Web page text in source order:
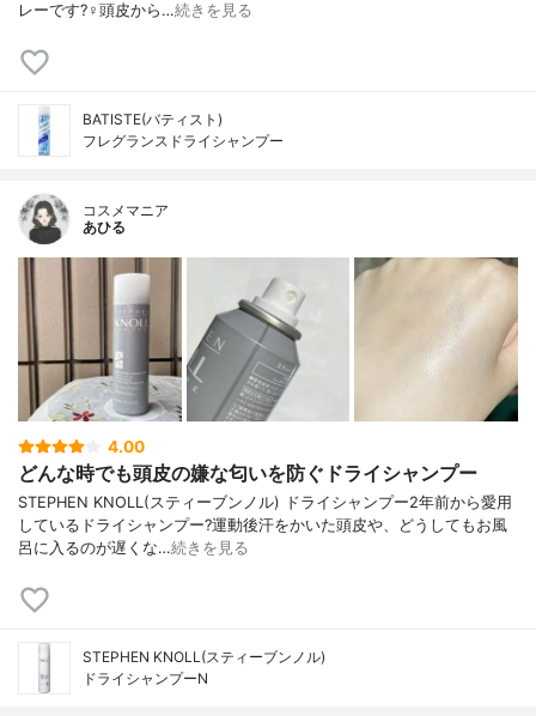
レーです?‍♀️頭皮から…続きを見る
BATISTE(バティスト)
フレグランスドライシャンプー
コスメマニア
あひる
4.00
どんな時でも頭皮の嫌な匂いを防ぐドライシャンプー
STEPHEN KNOLL(スティーブンノル) ドライシャンプー2年前から愛用
しているドライシャンプー?運動後汗をかいた頭皮や、どうしてもお風
呂に入るのが遅くな…続きを見る
STEPHEN KNOLL(スティーブンノル)
ドライシャンプーN